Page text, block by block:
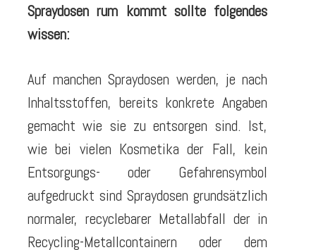
Spraydosen rum kommt sollte folgendes
wissen:
Auf manchen Spraydosen werden, je nach
Inhaltsstoffen, bereits konkrete Angaben
gemacht wie sie zu entsorgen sind. Ist,
wie bei vielen Kosmetika der Fall, kein
Entsorgungs- oder Gefahrensymbol
aufgedruckt sind Spraydosen grundsätzlich
normaler, recyclebarer Metallabfall der in
Recycling-Metallcontainern oder dem